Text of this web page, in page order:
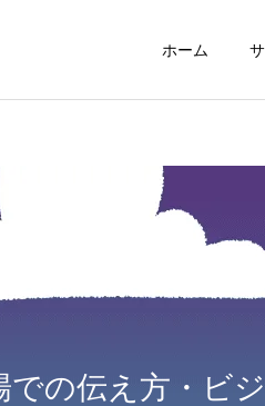
ホーム
動画制作編集
での伝え方・ビ